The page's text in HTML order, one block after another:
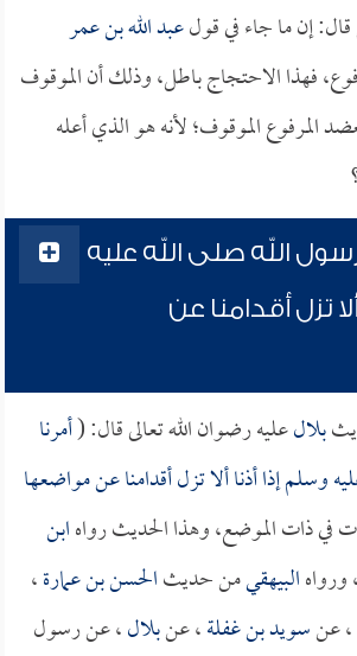
قال: إن ما جاء في قولعبد الله بن عمر
فهذا الاحتجاج باطل، وذلك أن الموقوف
المرفوع الموقوف؛ لأنه هو الذي أعله
الله صلى الله عليه
تزل أقدامنا عن
بلالعليه رضوان الله تعالى قال: (أمرنا
وسلم إذا أذنا ألا تزل أقدامنا عن مواضعها
في ذات الموضع، وهذا الحديث رواهابن
ورواهالبيهقيمن حديثالحسن بن عمارة،
، عنسويد بن غفلة، عنبلال، عن رسول